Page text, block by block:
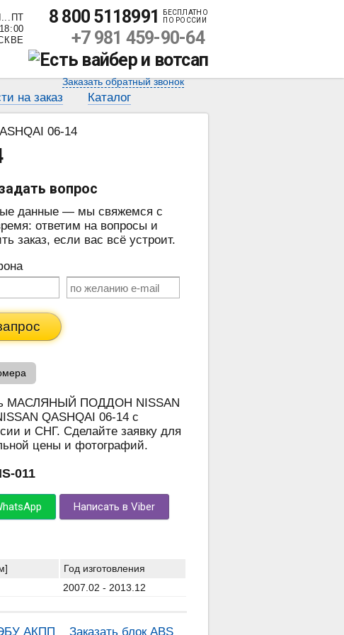
8 800 5118991
БЕСПЛАТНО
ПО РОССИИ
+7 981 459-90-64
Заказать обратный звонок
на заказ Каталог
06-14
вопрос
данные — мы свяжемся с
ответим на вопросы и
заказ, если вас всё устроит.
МАСЛЯНЫЙ ПОДДОН NISSAN
QASHQAI 06-14 с
и СНГ. Сделайте заявку для
цены и фотографий.
011
Написать в Viber
Год изготовления
2007.02 - 2013.12
АКПП Заказать блок ABS